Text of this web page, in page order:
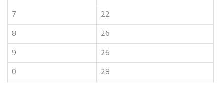
7
22
8
26
9
26
0
28